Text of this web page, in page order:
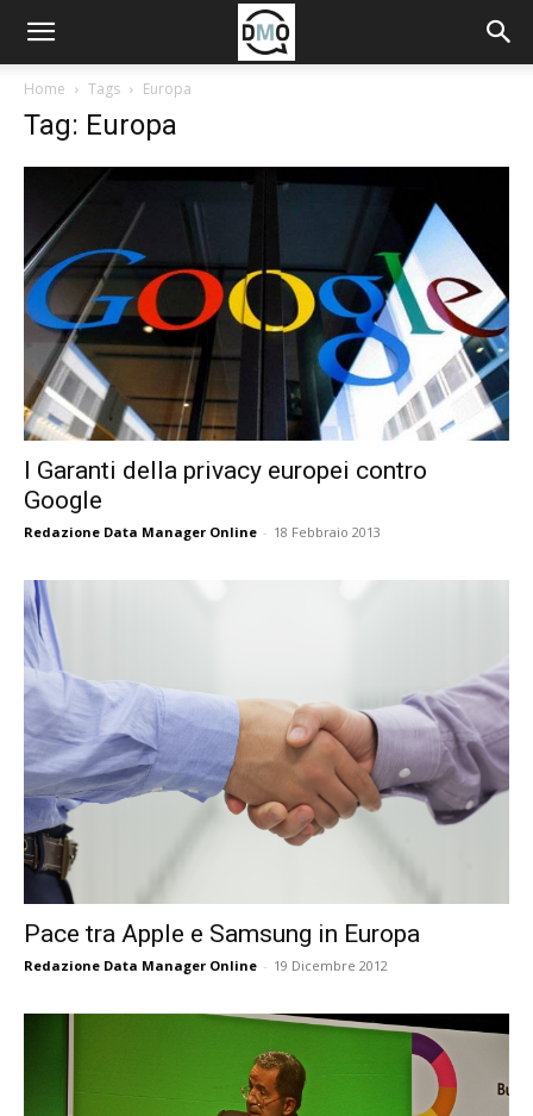
Home Tags Europa
Tag: Europa
I Garanti della privacy europei contro
Google
Redazione Data Manager Online - 18 Febbraio 2013
Pace tra Apple e Samsung in Europa
Redazione Data Manager Online - 19 Dicembre 2012